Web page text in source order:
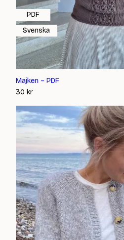
Majken – PDF
30 kr
PDF
Svenska